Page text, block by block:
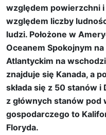
względem powierzchni
względem liczby
ludzi. Położone w
Oceanem Spokojnym
Atlantyckim na
znajduje się Kanada, a
składa się z 50 stanów
z głównych stanów
gospodarczego to
Floryda.